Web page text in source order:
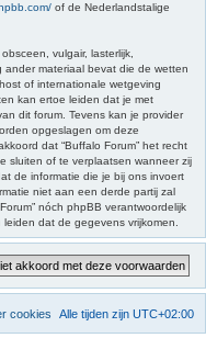
of de Nederlandstalige
vulgair, lasterlijk,
materiaal bevat die de wetten
of internationale wetgeving
kan ertoe leiden dat je met
dit forum. Tevens kan je provider
opgeslagen om deze
dat “Buffalo Forum” het recht
sluiten of te verplaatsen wanneer zij
de informatie die je bij ons invoert
niet aan een derde partij zal
nóch phpBB verantwoordelijk
dat de gegevens vrijkomen.
Alle tijden zijn UTC+02:00
cookies